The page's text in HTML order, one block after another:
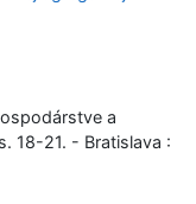
a
18-21. - Bratislava :